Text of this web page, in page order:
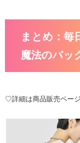
まとめ：毎
魔法のバッ
♡詳細は商品販売ペー